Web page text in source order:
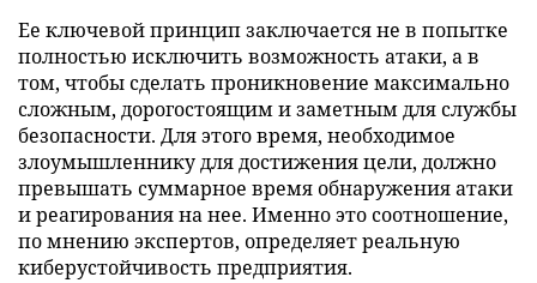
Ее ключевой принцип заключается не в попытке
полностью исключить возможность атаки, а в
том, чтобы сделать проникновение максимально
сложным, дорогостоящим и заметным для службы
безопасности. Для этого время, необходимое
злоумышленнику для достижения цели, должно
превышать суммарное время обнаружения атаки
и реагирования на нее. Именно это соотношение,
по мнению экспертов, определяет реальную
киберустойчивость предприятия.